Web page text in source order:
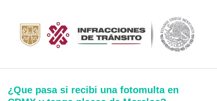
contenido
¿Que pasa si recibi una fotomulta en